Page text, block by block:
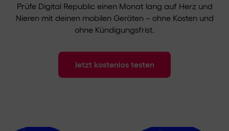
Prüfe Digital Republic einen Monat lang auf Herz und
Nieren mit deinen mobilen Geräten – ohne Kosten und
ohne Kündigungsfrist.
Jetzt kostenlos testen